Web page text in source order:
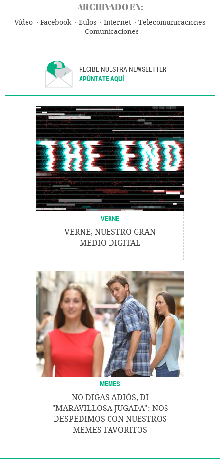
ARCHIVADO EN:
Vídeo Facebook Bulos Internet
Telecomunicaciones
Comunicaciones
RECIBE NUESTRA NEWSLETTER
APÚNTATE AQUÍ
VERNE
VERNE, NUESTRO GRAN
MEDIO DIGITAL
MEMES
NO DIGAS ADIÓS, DI
"MARAVILLOSA JUGADA": NOS
DESPEDIMOS CON NUESTROS
MEMES FAVORITOS